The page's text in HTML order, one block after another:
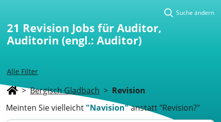
Alle Filter
Suche ändern
21 Revision Jobs für Auditor,
Auditorin (engl.: Auditor)
> Bergisch Gladbach > Revision
Meinten Sie vielleicht "Navision"anstatt "Revision?"